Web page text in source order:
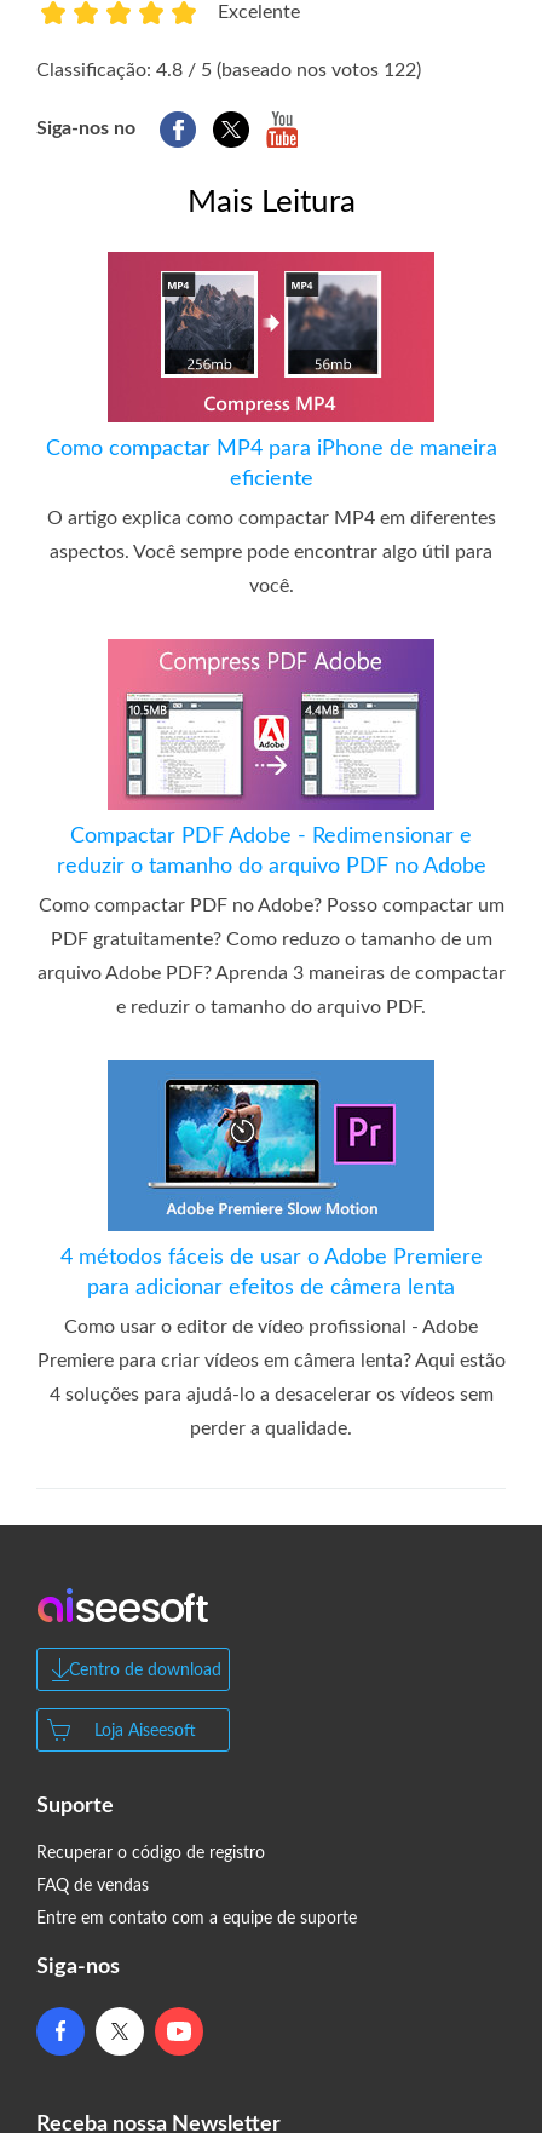
Excelente
Classificação: 4.8 / 5 (baseado nos votos 122)
Siga-nos no
Mais Leitura
Como compactar MP4 para iPhone de maneira
eficiente
O artigo explica como compactar MP4 em diferentes
aspectos. Você sempre pode encontrar algo útil para
você.
Compactar PDF Adobe - Redimensionar e
reduzir o tamanho do arquivo PDF no Adobe
Como compactar PDF no Adobe? Posso compactar um
PDF gratuitamente? Como reduzo o tamanho de um
arquivo Adobe PDF? Aprenda 3 maneiras de compactar
e reduzir o tamanho do arquivo PDF.
4 métodos fáceis de usar o Adobe Premiere
para adicionar efeitos de câmera lenta
Como usar o editor de vídeo profissional - Adobe
Premiere para criar vídeos em câmera lenta? Aqui estão
4 soluções para ajudá-lo a desacelerar os vídeos sem
perder a qualidade.
Centro de download
Loja Aiseesoft
Suporte
Recuperar o código de registro
FAQ de vendas
Entre em contato com a equipe de suporte
Siga-nos
Receba nossa Newsletter